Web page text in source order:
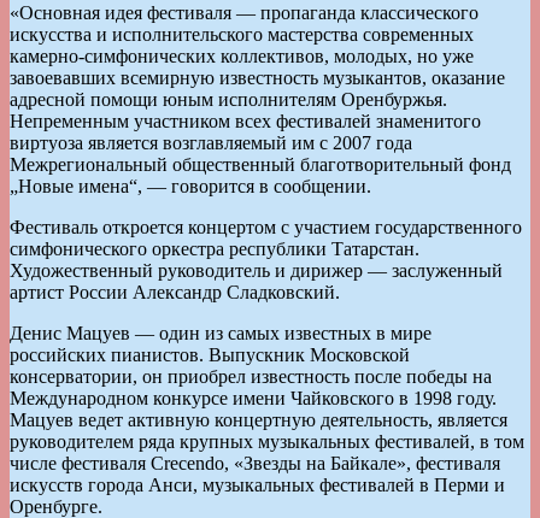
«Основная идея фестиваля — пропаганда классического
искусства и исполнительского мастерства современных
камерно-симфонических коллективов, молодых, но уже
завоевавших всемирную известность музыкантов, оказание
адресной помощи юным исполнителям Оренбуржья.
Непременным участником всех фестивалей знаменитого
виртуоза является возглавляемый им с 2007 года
Межрегиональный общественный благотворительный фонд
„Новые имена“, — говорится в сообщении.
Фестиваль откроется концертом с участием государственного
симфонического оркестра республики Татарстан.
Художественный руководитель и дирижер — заслуженный
артист России Александр Сладковский.
Денис Мацуев — один из самых известных в мире
российских пианистов. Выпускник Московской
консерватории, он приобрел известность после победы на
Международном конкурсе имени Чайковского в 1998 году.
Мацуев ведет активную концертную деятельность, является
руководителем ряда крупных музыкальных фестивалей, в том
числе фестиваля Crecendo, «Звезды на Байкале», фестиваля
искусств города Анси, музыкальных фестивалей в Перми и
Оренбурге.